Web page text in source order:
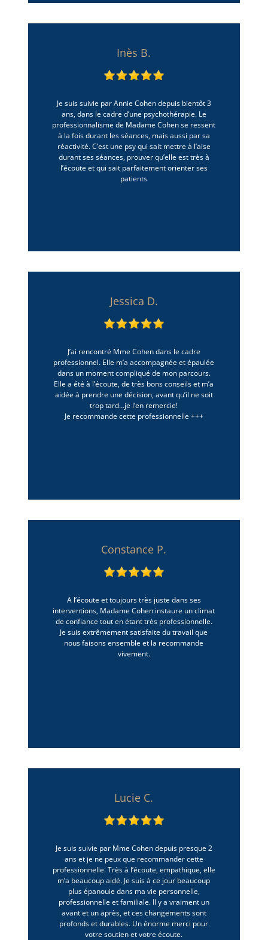
Inès B.
Je suis suivie par Annie Cohen depuis bientôt 3
ans, dans le cadre d’une psychothérapie. Le
professionnalisme de Madame Cohen se ressent
à la fois durant les séances, mais aussi par sa
réactivité. C’est une psy qui sait mettre à l’aise
durant ses séances, prouver qu’elle est très à
l’écoute et qui sait parfaitement orienter ses
patients
Jessica D.
J’ai rencontré Mme Cohen dans le cadre
professionnel. Elle m’a accompagnée et épaulée
dans un moment compliqué de mon parcours.
Elle a été à l’écoute, de très bons conseils et m’a
aidée à prendre une décision, avant qu’il ne soit
trop tard…je l’en remercie!
Je recommande cette professionnelle +++
Constance P.
A l’écoute et toujours très juste dans ses
interventions, Madame Cohen instaure un climat
de confiance tout en étant très professionnelle.
Je suis extrêmement satisfaite du travail que
nous faisons ensemble et la recommande
vivement.
Lucie C.
Je suis suivie par Mme Cohen depuis presque 2
ans et je ne peux que recommander cette
professionnelle. Très à l’écoute, empathique, elle
m’a beaucoup aidé. Je suis à ce jour beaucoup
plus épanouie dans ma vie personnelle,
professionnelle et familiale. Il y a vraiment un
avant et un après, et ces changements sont
profonds et durables. Un énorme merci pour
votre soutien et votre écoute.